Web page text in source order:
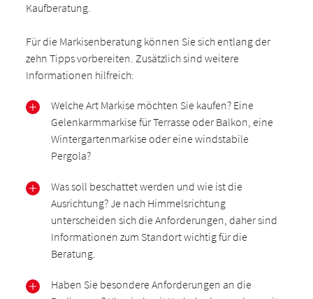
Kaufberatung.
Für die Markisenberatung können Sie sich entlang der
zehn Tipps vorbereiten. Zusätzlich sind weitere
Informationen hilfreich:
Welche Art Markise möchten Sie kaufen? Eine
Gelenkarmmarkise für Terrasse oder Balkon, eine
Wintergartenmarkise oder eine windstabile
Pergola?
Was soll beschattet werden und wie ist die
Ausrichtung? Je nach Himmelsrichtung
unterscheiden sich die Anforderungen, daher sind
Informationen zum Standort wichtig für die
Beratung.
Haben Sie besondere Anforderungen an die